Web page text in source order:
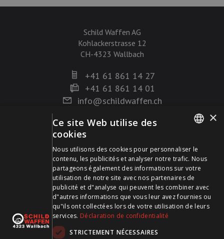
Schild Waffen AG
Kohlackerstrasse 12
CH-4323 Wallbach
+41 61 861 14 27
+41 61 861 14 01
info@schildwaffen.ch
Mode de paiement
Visitez-nous sur les médias sociaux et restez à jour !
FRENCH
×
Ce site Web utilise des
cookies
Nous utilisons des cookies pour personnaliser le
contenu, les publicités et analyser notre trafic. Nous
partageons également des informations sur votre
utilisation de notre site avec nos partenaires de
publicité et d"analyse qui peuvent les combiner avec
d"autres informations que vous leur avez fournies ou
qu"ils ont collectées lors de votre utilisation de leurs
services. Déclaration de confidentialité
STRICTEMENT NÉCESSAIRES